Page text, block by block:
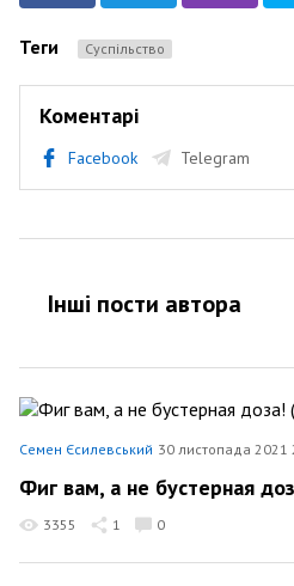
Теги Суспільство
Коментарі
Facebook Telegram
Інші пости автора
Семен Єсилевський 30 листопада 2021
Фиг вам, а не бустерная
3355 1 0